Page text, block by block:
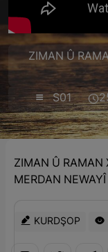
ZIMAN Û
S01
ZIMAN Û RAMAN
MERDAN NEWAYÎ
KURDŞOP